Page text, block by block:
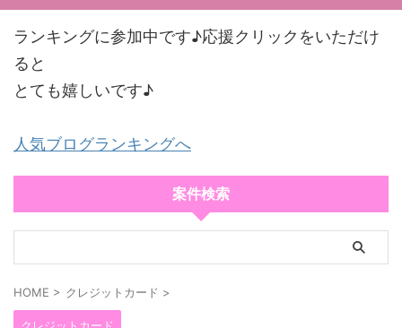
ランキングに参加中です♪応援クリックをいただけ
ると
とても嬉しいです♪
人気ブログランキングへ
案件検索
HOME > クレジットカード >